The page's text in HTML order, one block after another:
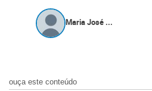
Maria José ...
ouça este conteúdo